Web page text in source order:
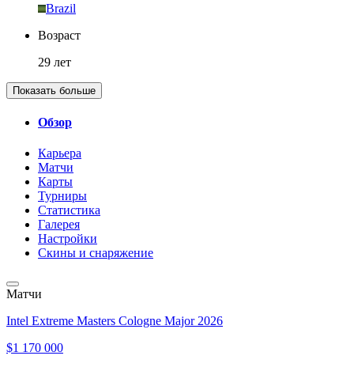
Brazil
Возраст
29 лет
Показать больше
Обзор
Карьера
Матчи
Карты
Турниры
Статистика
Галерея
Настройки
Скины и снаряжение
Матчи
Intel Extreme Masters Cologne Major 2026
$1 170 000